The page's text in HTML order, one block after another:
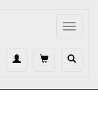
Toggle